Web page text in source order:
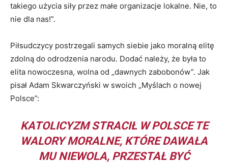
takiego użycia siły przez małe organizacje lokalne. Nie, to
nie dla nas!”.
Piłsudczycy postrzegali samych siebie jako moralną elitę
zdolną do odrodzenia narodu. Dodać należy, że była to
elita nowoczesna, wolna od „dawnych zabobonów”. Jak
pisał Adam Skwarczyński w swoich „Myślach o nowej
Polsce”:
KATOLICYZM STRACIŁ W POLSCE TE
WALORY MORALNE, KTÓRE DAWAŁA
MU NIEWOLA, PRZESTAŁ BYĆ